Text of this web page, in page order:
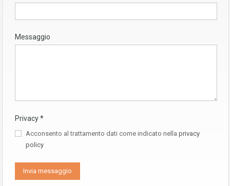
Messaggio
Privacy*
Acconsento al trattamento dati come indicato nella privacy
policy